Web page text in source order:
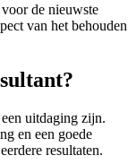
de nieuwste
van het behouden
uitdaging zijn.
en een goede
resultaten.